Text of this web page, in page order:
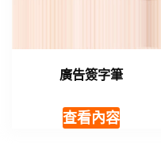
廣告簽字筆
查看內容